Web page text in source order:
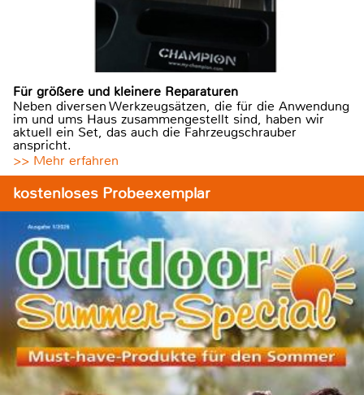
Für größere und kleinere Reparaturen
Neben diversen Werkzeugsätzen, die für die Anwendung
im und ums Haus zusammengestellt sind, haben wir
aktuell ein Set, das auch die Fahrzeugschrauber
anspricht.
>> Mehr erfahren
kostenloses Probeexemplar